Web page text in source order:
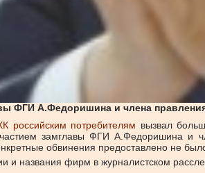
ФГИ А.Федоришина и члена
российским потребителям вызвал
замглавы ФГИ А.Федоришина и
обвинения предоставлено не
и названия фирм в журналистском